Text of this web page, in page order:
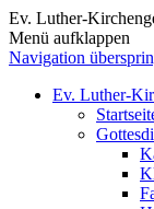
Ev. Luther-
Menü aufklappen
Navigation
Ev. Luther-